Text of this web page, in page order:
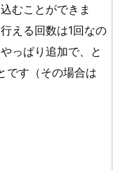
むことができま
える回数は1回なの
っぱり追加で、と
です（その場合は